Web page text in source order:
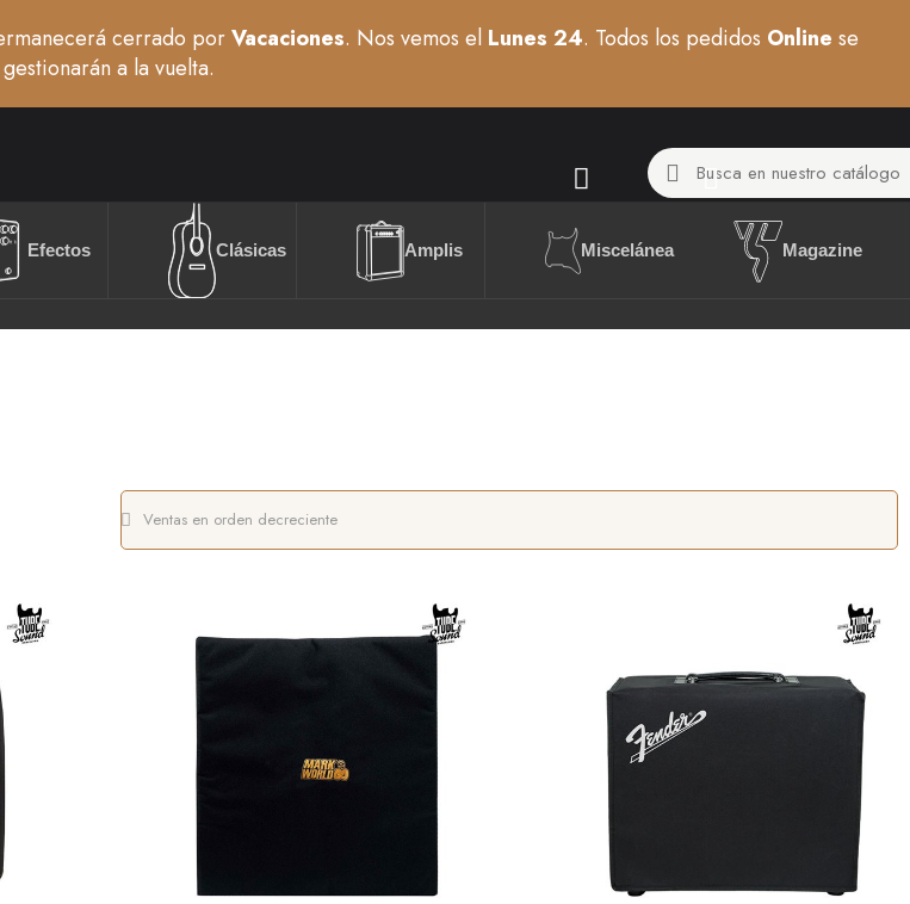
cerrado porVacaciones. Nos vemos el Lunes 24. Todos los pedidos Online se
gestionarán a la vuelta.
Efectos Clásicas Amplis Miscelánea Magazine